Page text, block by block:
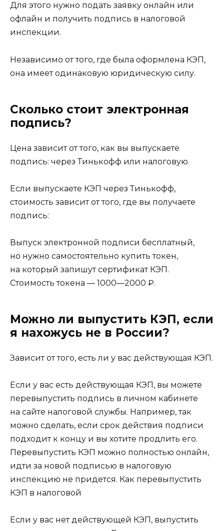
Для этого нужно подать заявку онлайн или
офлайн и получить подпись в налоговой
инспекции.
Независимо от того, где была оформлена КЭП,
она имеет одинаковую юридическую силу.
Сколько стоит электронная
подпись?
Цена зависит от того, как вы выпускаете
подпись: через Тинькофф или налоговую.
Если выпускаете КЭП через Тинькофф,
стоимость зависит от того, где вы получаете
подпись:
Выпуск электронной подписи бесплатный,
но нужно самостоятельно купить токен,
на который запишут сертификат КЭП.
Стоимость токена — 1000⁠—⁠2000 ₽.
Можно ли выпустить КЭП, если
я нахожусь не в России?
Зависит от того, есть ли у вас действующая КЭП.
Если у вас есть действующая КЭП, вы можете
перевыпустить подпись в личном кабинете
на сайте налоговой службы. Например, так
можно сделать, если срок действия подписи
подходит к концу и вы хотите продлить его.
Перевыпустить КЭП можно полностью онлайн,
идти за новой подписью в налоговую
инспекцию не придется. Как перевыпустить
КЭП в налоговой
Если у вас нет действующей КЭП, выпустить